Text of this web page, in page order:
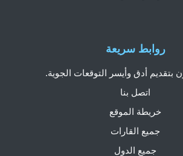
روابط سريعة
بتقديم أدق وأيسر التوقعات الجوية.
اتصل بنا
خريطة الموقع
جميع القارات
جميع الدول